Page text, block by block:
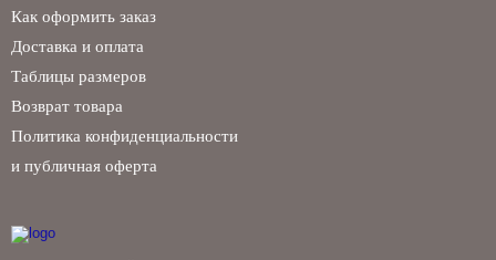
Как оформить заказ
Доставка и оплата
Таблицы размеров
Возврат товара
Политика конфиденциальности
и публичная оферта